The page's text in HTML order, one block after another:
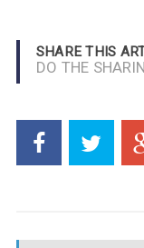
SHARE THIS
DO THE